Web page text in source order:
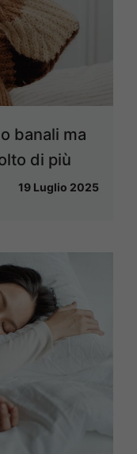
banali ma
di più
19 Luglio 2025